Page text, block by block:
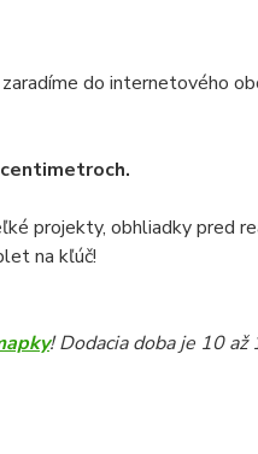
do internetového
projekty, obhliadky pred
na kľúč!
! Dodacia doba je 10 až